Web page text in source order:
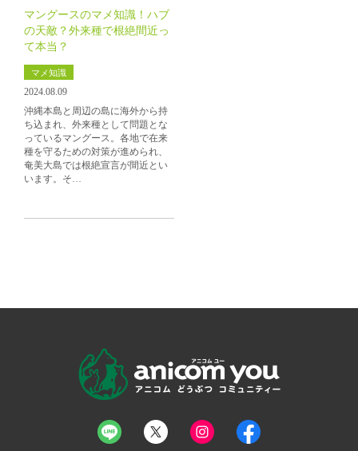
マングースのマメ知識！ハブ
の天敵？外来種で根絶間近っ
て本当？
マメ知識
2024.08.09
沖縄本島と周辺の島に海外から持
ち込まれ、外来種として問題とな
っているマングース。各地で在来
種を守るための対策が進められ、
奄美大島では根絶宣言が間近とい
います。そ…